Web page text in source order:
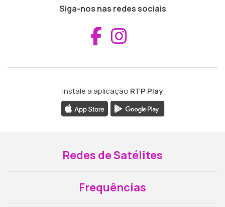
Siga-nos nas redes sociais
Aceder ao
Instale a aplicação RTP Play
Redes de Satélites
Frequências